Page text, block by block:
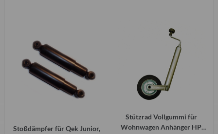
Stoßdämpfer für Qek Junior,
Stützrad Vollgummi für
Wohnwagen Anhänger HP,